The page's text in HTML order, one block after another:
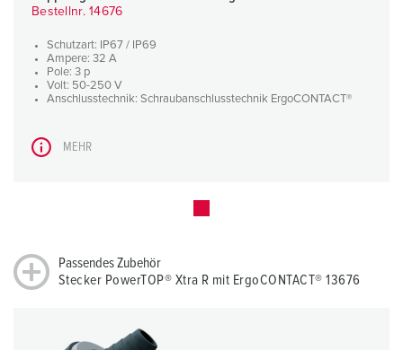
Bestellnr. 14676
Schutzart: IP67 / IP69
Ampere: 32 A
Pole: 3 p
Volt: 50-250 V
Anschlusstechnik: Schraubanschlusstechnik ErgoCONTACT®
MEHR
Passendes Zubehör
Stecker PowerTOP® Xtra R mit ErgoCONTACT® 13676